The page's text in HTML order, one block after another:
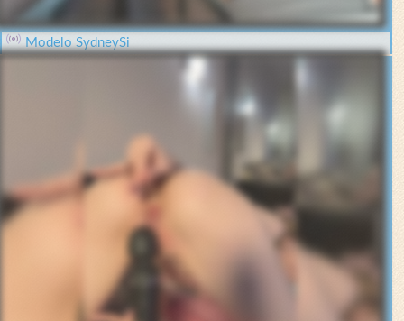
Modelo SydneySi